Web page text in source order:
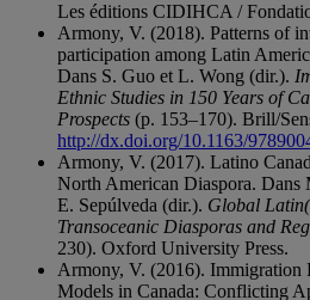
Les éditions CIDIHCA /
Armony, V. (2018). Patterns of
participation among Latin
Dans S. Guo et L. Wong (dir.).
Ethnic Studies in 150 Years of
Prospects (p. 153–170). Brill/
http://dx.doi.org/10.1163/
Armony, V. (2017). Latino
North American Diaspora. Dans
E. Sepúlveda (dir.). Global
Transoceanic Diasporas and
230). Oxford University Press.
Armony, V. (2016). Immigration
Models in Canada: Conflicting